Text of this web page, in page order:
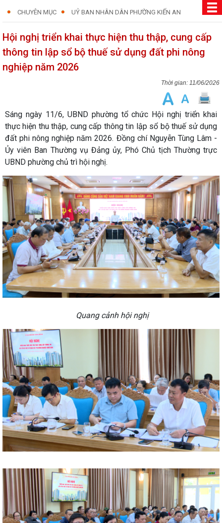
CHUYÊN MỤC UỶ BAN NHÂN DÂN PHƯỜNG KIẾN AN
Hội nghị triển khai thực hiện thu thập, cung cấp
thông tin lập sổ bộ thuế sử dụng đất phi nông
nghiệp năm 2026
11/06/2026
Sáng ngày 11/6, UBND phường tổ chức Hội nghị triển khai
thực hiện thu thập, cung cấp thông tin lập sổ bộ thuế sử dụng
đất phi nông nghiệp năm 2026. Đồng chí Nguyễn Tùng Lâm -
Ủy viên Ban Thường vụ Đảng ủy, Phó Chủ tịch Thường trực
UBND phường chủ trì hội nghị.
Quang cảnh hội nghị